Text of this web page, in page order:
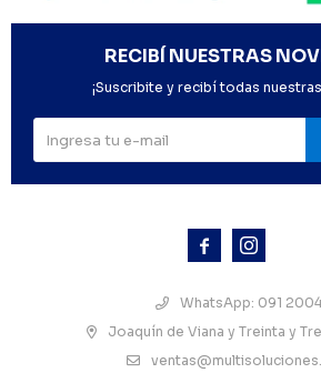
 
WhatsApp: 091
Joaquín de Viana y Treinta y
RECIBÍ NUESTRAS
¡Suscribite y recibí todas